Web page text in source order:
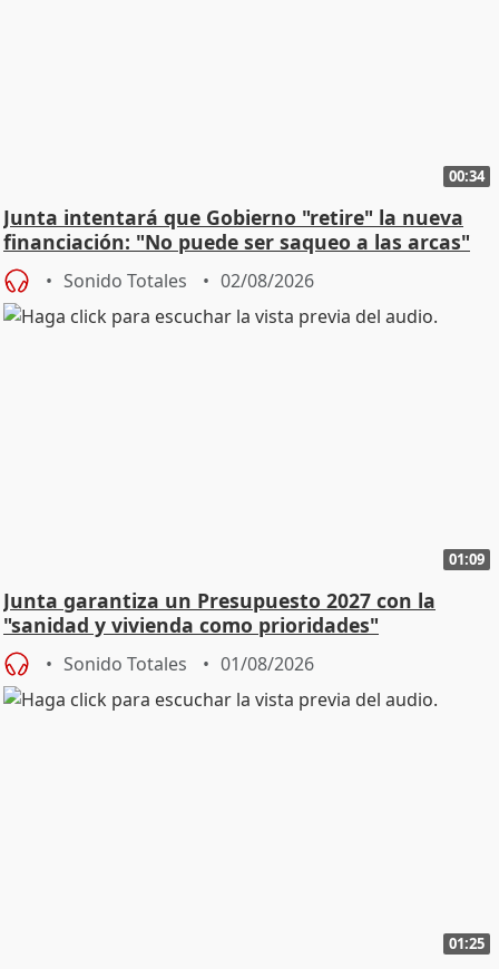
00:34
Junta intentará que Gobierno "retire" la nueva
financiación: "No puede ser saqueo a las arcas"
Sonido Totales 02/08/2026
01:09
Junta garantiza un Presupuesto 2027 con la
"sanidad y vivienda como prioridades"
Sonido Totales 01/08/2026
01:25